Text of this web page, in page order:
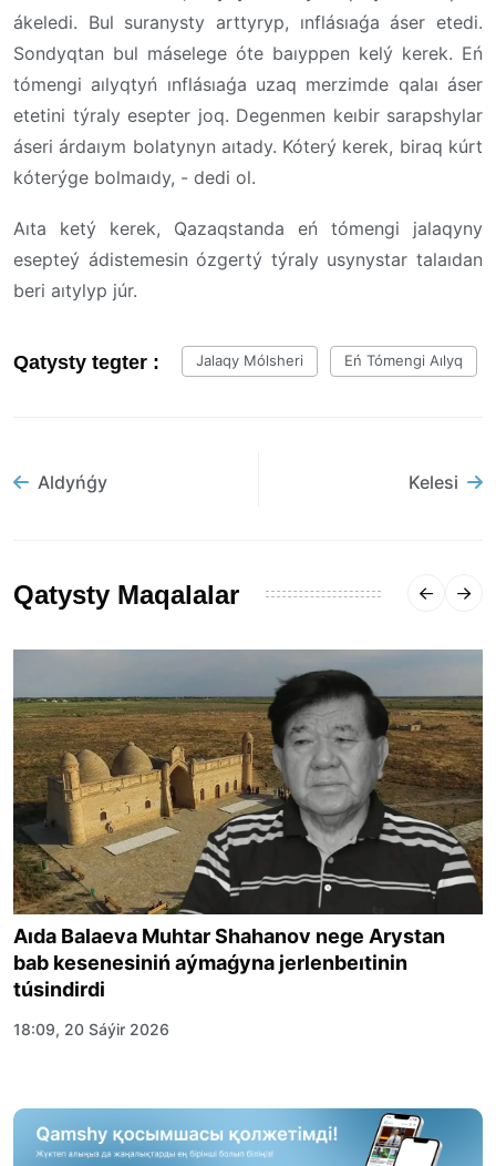
ákeledi. Bul suranysty arttyryp, ınflásıaǵa áser etedi.
Sondyqtan bul máselege óte baıyppen kelý kerek. Eń
tómengi aılyqtyń ınflásıaǵa uzaq merzimde qalaı áser
etetini týraly esepter joq. Degenmen keıbir sarapshylar
áseri árdaıym bolatynyn aıtady. Kóterý kerek, biraq kúrt
kóterýge bolmaıdy, - dedi ol.
Aıta ketý kerek, Qazaqstanda eń tómengi jalaqyny
esepteý ádistemesin ózgertý týraly usynystar talaıdan
beri aıtylyp júr.
Qatysty tegter : Jalaqy Mólsheri Eń Tómengi Aılyq
Aldyńǵy Kelesi
Qatysty Maqalalar
Aıda Balaeva Muhtar Shahanov nege Arystan
bab kesenesiniń aýmaǵyna jerlenbeıtinin
túsindirdi
18:09, 20 Sáýir 2026